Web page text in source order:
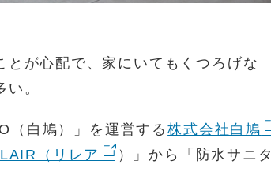
が心配で、家にいてもくつろげな
。
（白鳩）」を運営する株式会社白鳩
（リレア
）」から「防水サニタ